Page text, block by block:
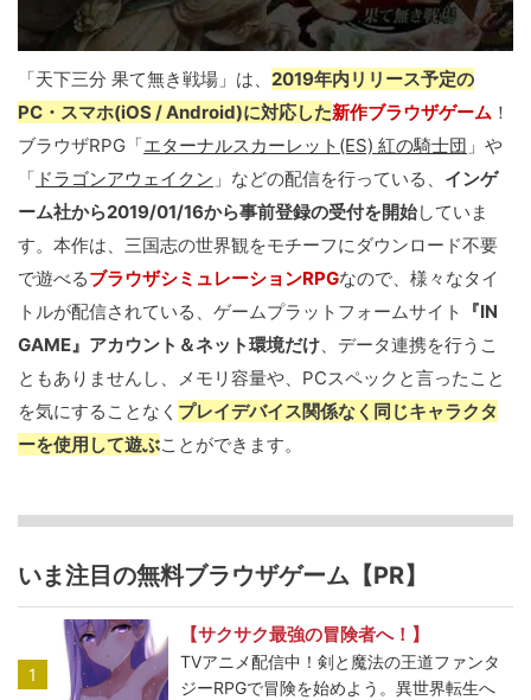
「天下三分 果て無き戦場」は、 2019年内リリース予定の
PC・スマホ(iOS / Android)に対応した新作ブラウザゲーム ！
ブラウザRPG「エターナルスカーレット(ES) 紅の騎士団 」や
「 ドラゴンアウェイクン 」などの配信を行っている、 インゲ
ーム社から2019/01/16から事前登録の受付を開始していま
す。本作は、三国志の世界観をモチーフにダウンロード不要
で遊べるブラウザシミュレーションRPGなので、様々なタイ
トルが配信されている、ゲームプラットフォームサイト
『IN
GAME』アカウント＆ネット環境だけ、データ連携を行うこ
ともありませんし、メモリ容量や、PCスペックと言ったこと
を気にすることなく プレイデバイス関係なく同じキャラクタ
ーを使用して遊ぶことができます。
いま注目の無料ブラウザゲーム【PR】
1
【サクサク最強の冒険者へ！】
TVアニメ配信中！剣と魔法の王道ファンタ
ジーRPGで冒険を始めよう。異世界転生へ